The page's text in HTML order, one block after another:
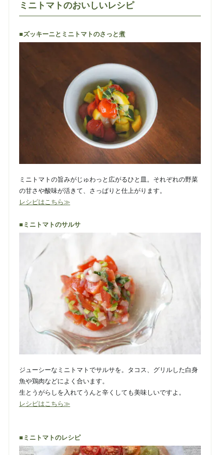
ミニトマトのおいしいレシピ
■ズッキーニとミニトマトのさっと煮
ミニトマトの旨みがじゅわっと広がるひと皿。それぞれの野菜
の甘さや酸味が活きて、さっぱりと仕上がります。
レシピはこちら≫
■ミニトマトのサルサ
ジューシーなミニトマトでサルサを。タコス、グリルした白身
魚や鶏肉などによく合います。
生とうがらしを入れてうんと辛くしても美味しいですよ。
レシピはこちら≫
■ミニトマトのレシピ